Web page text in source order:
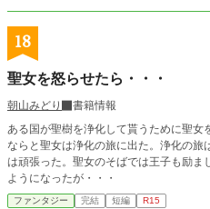
こもりとなった過去の記憶だった。地
さな希望を芽生えさせる。 そして――スキル《引きこもり》が発動する兆しを
見せた。絶望の牢獄は、ローゼにとって
ム》が呼び出され、誰にも侵入されない
心に、未来への決意が灯る。ここから、
った。
18
聖女を怒らせたら・・・
朝山みどり
書籍情報
ある国が聖樹を浄化して貰うために聖女
ならと聖女は浄化の旅に出た。浄化の
は頑張った。聖女のそばでは王子も励ま
ようになったが・・・
ファンタジー 完結 短編 R15